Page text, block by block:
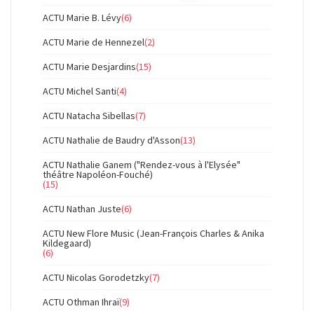
ACTU Marie B. Lévy(6)
ACTU Marie de Hennezel(2)
ACTU Marie Desjardins(15)
ACTU Michel Santi(4)
ACTU Natacha Sibellas(7)
ACTU Nathalie de Baudry d'Asson(13)
ACTU Nathalie Ganem ("Rendez-vous à l'Elysée"
théâtre Napoléon-Fouché)
(15)
ACTU Nathan Juste(6)
ACTU New Flore Music (Jean-François Charles & Anika
Kildegaard)
(6)
ACTU Nicolas Gorodetzky(7)
ACTU Othman Ihraï(9)